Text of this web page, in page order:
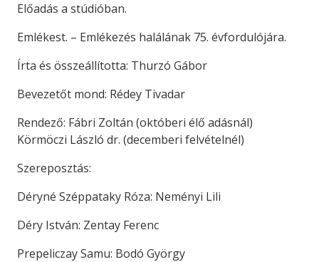
Előadás a stúdióban.
Emlékest. – Emlékezés halálának 75. évfordulójára.
Írta és összeállította: Thurzó Gábor
Bevezetőt mond: Rédey Tivadar
Rendező: Fábri Zoltán (októberi élő adásnál)
Körmöczi László dr. (decemberi felvételnél)
Szereposztás:
Déryné Széppataky Róza: Neményi Lili
Déry István: Zentay Ferenc
Prepeliczay Samu: Bodó György